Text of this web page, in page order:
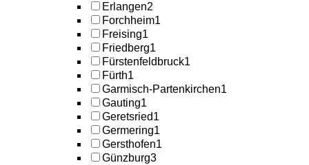
Erlangen2
Forchheim1
Freising1
Friedberg1
Fürstenfeldbruck1
Fürth1
Garmisch-Partenkirchen1
Gauting1
Geretsried1
Germering1
Gersthofen1
Günzburg3